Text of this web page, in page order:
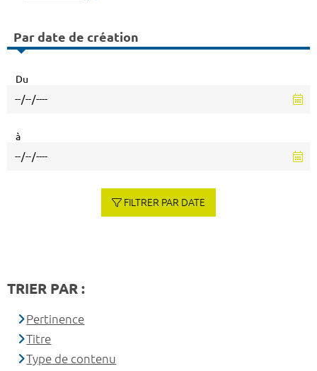
Par date de création
Du
à
FILTRER PAR DATE
TRIER PAR :
Pertinence
Titre
Type de contenu